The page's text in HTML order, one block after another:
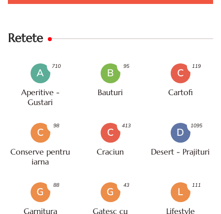
Retete
A
Aperitive -
Gustari
710
B
Bauturi
95
C
Cartofi
119
C
Conserve pentru
iarna
98
C
Craciun
413
D
Desert - Prajituri
1095
G
Garnitura
88
G
Gatesc cu
43
L
Lifestyle
111